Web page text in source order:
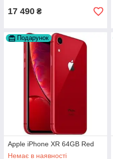
17 490 ₴
Подарунок
Apple iPhone XR 64GB Red
Немає в наявності